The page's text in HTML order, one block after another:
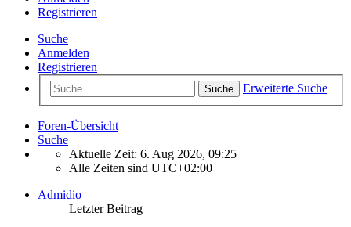
Registrieren
Suche
Anmelden
Registrieren
Suche Erweiterte Suche
Foren-Übersicht
Suche
Aktuelle Zeit: 6. Aug 2026, 09:25
Alle Zeiten sind UTC+02:00
Admidio
Letzter Beitrag